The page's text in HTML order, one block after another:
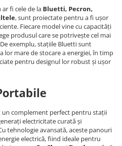
fi cele de la Bluetti, Pecron,
, sunt proiectate pentru a fi ușor
Fiecare model vine cu capacități
produsul care se potrivește cel mai
exemplu, stațiile Bluetti sunt
lor mare de stocare a energiei, în timp
pentru designul lor robust și ușor
complement perfect pentru stații
electricitate curată și
tehnologie avansată, aceste panouri
electrică, fiind ideale pentru